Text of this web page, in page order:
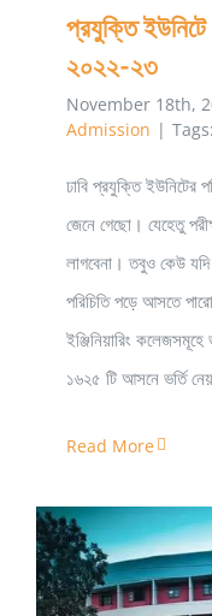
প্রযুক্তি ইউনিটে
২০২২-২৩
November 18th,
Admission | Tags:
ঢাবি প্রযুক্তি ইউনিটের
জেনে গেছো। যেহেতু
লাগবেনা। তবুও কেউ
পরিচিতি পড়ে আসতে
ইঞ্জিনিয়ারিং
১৬২৫ টি আসনে ভর্তি
Read More